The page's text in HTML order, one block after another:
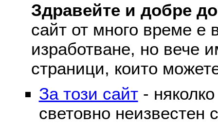
Здравейте и добре
сайт от много време е
изработване, но вече
страници, които
За този сайт-
световно неизвестен